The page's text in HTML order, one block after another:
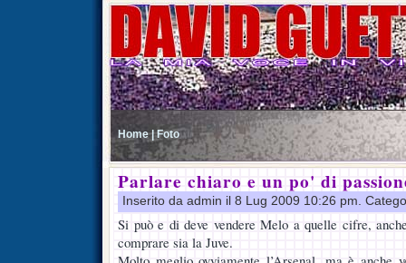
Home | Foto
Parlare chiaro e un po' di
Inserito da admin il 8 Lug 2009 10:26 pm.
Si può e di deve vendere Melo a quelle cifre,
comprare sia la Juve.